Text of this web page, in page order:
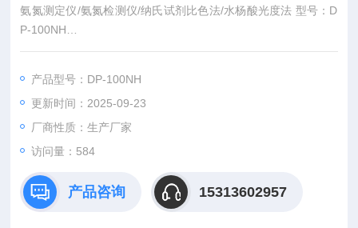
氨氮测定仪/氨氮检测仪/纳氏试剂比色法/水杨酸光度法 型号：D
P-100NH
氨氮以游离氨或铵盐形式存在于水中，其主要来源主要为生活污
田排水。
产品型号：DP-100NH
更新时间：2025-09-23
厂商性质：生产厂家
访问量：584
产品咨询 15313602957